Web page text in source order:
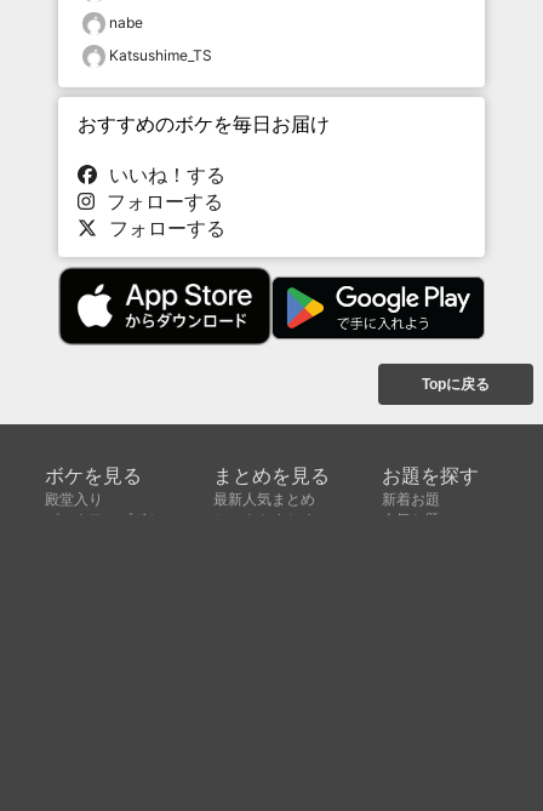
nabe
Katsushime_TS
おすすめのボケを毎日お届け
いいね！する
フォローする
フォローする
Topに戻る
ボケを見る
殿堂入り
ピックアップボケ
まとめを見る
最新人気まとめ
セレクトまとめ
お題を探す
新着お題
人気お題